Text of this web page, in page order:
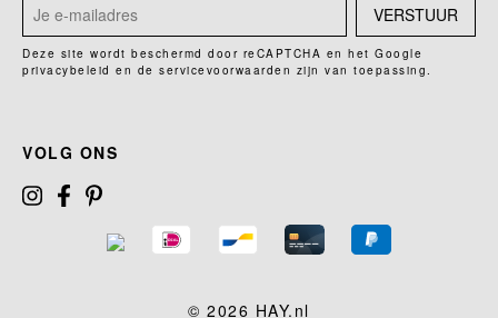
VERSTUUR
Deze site wordt beschermd door reCAPTCHA en het Google
privacybeleid en de servicevoorwaarden zijn van toepassing.
VOLG ONS
© 2026 HAY.nl